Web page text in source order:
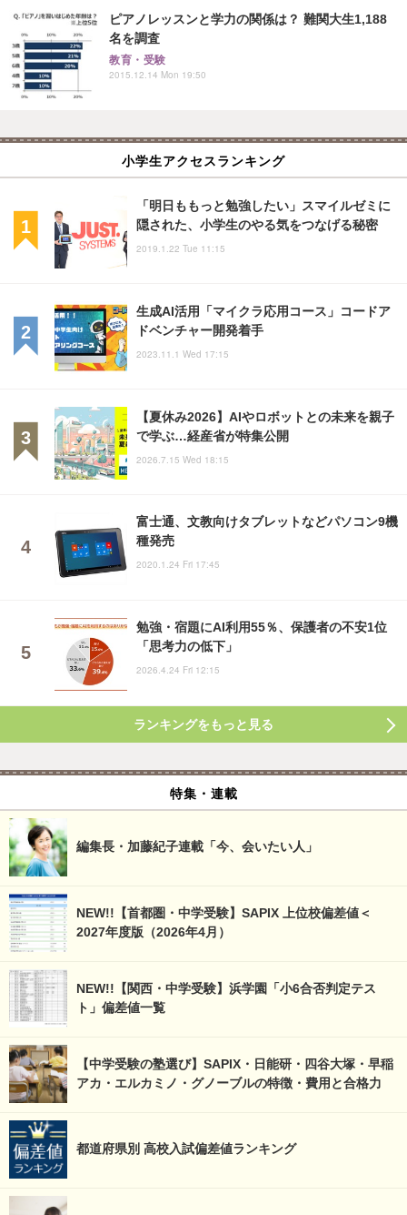
ピアノレッスンと学力の関係は？ 難関大生1,188
名を調査
教育・受験
2015.12.14 Mon 19:50
小学生アクセスランキング
「明日ももっと勉強したい」スマイルゼミに
隠された、小学生のやる気をつなげる秘密
2019.1.22 Tue 11:15
生成AI活用「マイクラ応用コース」コードア
ドベンチャー開発着手
2023.11.1 Wed 17:15
【夏休み2026】AIやロボットとの未来を親子
で学ぶ…経産省が特集公開
2026.7.15 Wed 18:15
富士通、文教向けタブレットなどパソコン9機
種発売
2020.1.24 Fri 17:45
勉強・宿題にAI利用55％、保護者の不安1位
「思考力の低下」
2026.4.24 Fri 12:15
ランキングをもっと見る
特集・連載
編集長・加藤紀子連載「今、会いたい人」
NEW!!【首都圏・中学受験】SAPIX 上位校偏差値＜
2027年度版（2026年4月）
NEW!!【関西・中学受験】浜学園「小6合否判定テス
ト」偏差値一覧
【中学受験の塾選び】SAPIX・日能研・四谷大塚・早稲
アカ・エルカミノ・グノーブルの特徴・費用と合格力
都道府県別 高校入試偏差値ランキング